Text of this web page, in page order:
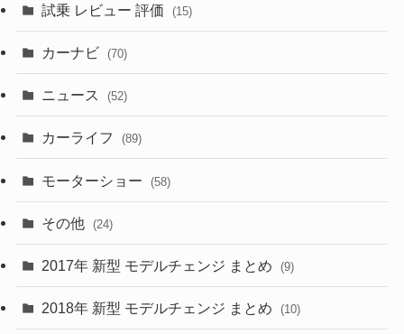
(253)
(50)
(43)
(6)
(9)
(58)
(28)
(27)
(26)
(7)
試乗 レビュー 評価 (15)
カーナビ (70)
ニュース (52)
カーライフ (89)
モーターショー (58)
その他 (24)
2017年 新型 モデルチェンジ まとめ (9)
2018年 新型 モデルチェンジ まとめ (10)